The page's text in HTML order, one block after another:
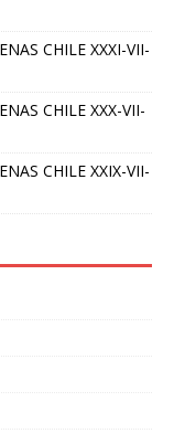
CHILE XXXI-VII-
CHILE XXX-VII-
CHILE XXIX-VII-